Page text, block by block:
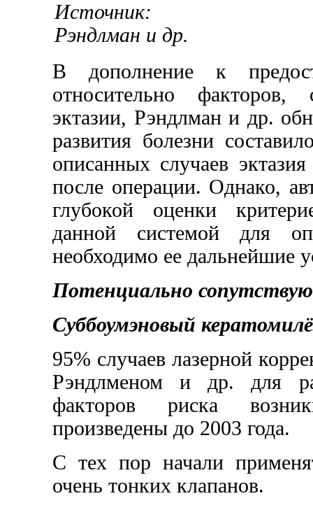
Источник:
Рэндлман и др.
В дополнение к
относительно факторов,
эктазии, Рэндлман и др.
развития болезни
описанных случаев
после операции. Однако,
глубокой оценки
данной системой для
необходимо ее дальнейшие
Потенциально
Суббоумэновый
95% случаев лазерной
Рэндлменом и др. для
факторов риска
произведены до 2003 года.
С тех пор начали
очень тонких клапанов.